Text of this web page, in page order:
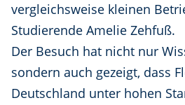
vergleichsweise kleinen
Studierende Amelie Zehfuß.
Der Besuch hat nicht nur
sondern auch gezeigt, dass
Deutschland unter hohen